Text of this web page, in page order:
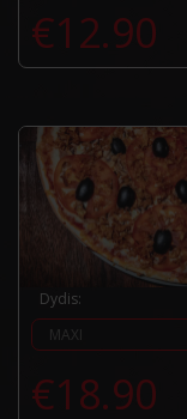
€12.90
Dydis:
€18.90